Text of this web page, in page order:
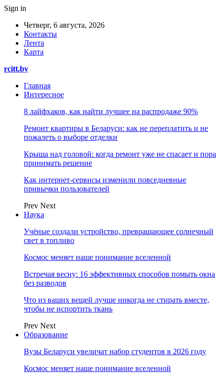
Sign in
Четверг, 6 августа, 2026
Контакты
Лента
Карта
rcitt.by
Главная
Интересное
8 лайфхаков, как найти лучшее на распродаже 90%
Ремонт квартиры в Беларуси: как не переплатить и не
пожалеть о выборе отделки
Крыша над головой: когда ремонт уже не спасает и пора
принимать решение
Как интернет-сервисы изменили повседневные
привычки пользователей
Prev Next
Наука
Учёные создали устройство, превращающее солнечный
свет в топливо
Космос меняет наше понимание вселенной
Встречая весну: 16 эффективных способов помыть окна
без разводов
Что из ваших вещей лучше никогда не стирать вместе,
чтобы не испортить ткань
Prev Next
Образование
Вузы Беларуси увеличат набор студентов в 2026 году
Космос меняет наше понимание вселенной